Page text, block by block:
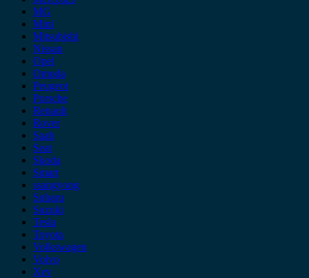
MG
Mini
Mitsubishi
Nissan
Opel
Omoda
Peugeot
Porsche
Renault
Rover
Saab
Seat
Skoda
Smart
ssangyong
Subaru
Suzuki
Tesla
Toyota
Volkswagen
Volvo
Xev